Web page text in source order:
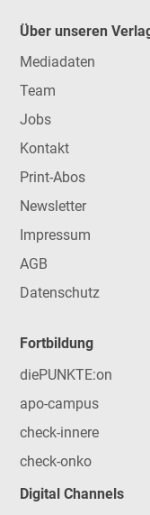
Über unseren
Mediadaten
Team
Jobs
Kontakt
Print-Abos
Newsletter
Impressum
AGB
Datenschutz
Fortbildung
diePUNKTE:on
apo-campus
check-innere
check-onko
Digital Channels